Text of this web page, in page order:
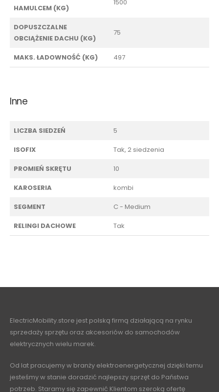
HAMULCEM (KG)
1500
DOPUSZCZALNE
OBCIĄŻENIE DACHU (KG)
75
MAKS. ŁADOWNOŚĆ (KG) 497
Inne
LICZBA SIEDZEŃ 5
ISOFIX Tak, 2 siedzenia
PROMIEŃ SKRĘTU 10
KAROSERIA kombi
SEGMENT C - Medium
RELINGI DACHOWE Tak
ElectricMobility.store jest polską firmą działającą na rynku
sprzedaży sprzętu oraz akcesoriów do samochodów
elektrycznych wielu marek.
Od lat pracujemy w branży elektroenergetycznej dzięki temu
jesteśmy w stanie doradzić najlepszy sprzęt do Państwa
potrzeb. Staramy się zapewnić Klientom szeroką ofertę